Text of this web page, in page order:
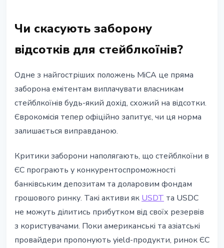
Чи скасують заборону
відсотків для стейблкоїнів?
Одне з найгостріших положень MiCA це пряма
заборона емітентам виплачувати власникам
стейблкоїнів будь-який дохід, схожий на відсотки.
Єврокомісія тепер офіційно запитує, чи ця норма
залишається виправданою.
Критики заборони наполягають, що стейблкоїни в
ЄС програють у конкурентоспроможності
банківським депозитам та доларовим фондам
грошового ринку. Такі активи як USDT та USDC
не можуть ділитись прибутком від своїх резервів
з користувачами. Поки американські та азіатські
провайдери пропонують yield-продукти, ринок ЄС